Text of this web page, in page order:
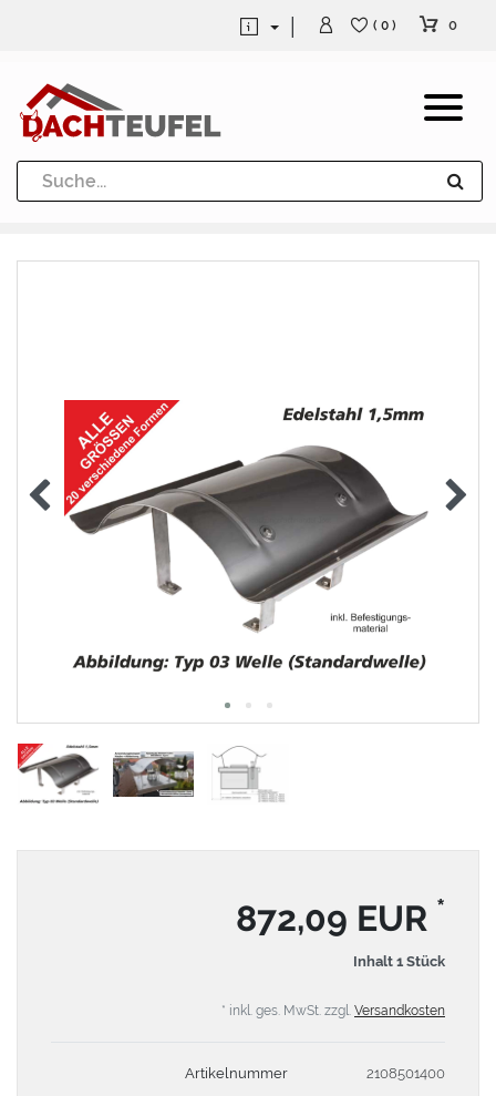
Dachrinne und Fallrohre
Werkzeuge und Löttechnik
( 0 ) 0
872,09 EUR *
Inhalt 1 Stück
* inkl. ges. MwSt. zzgl. Versandkosten
Artikelnummer 2108501400